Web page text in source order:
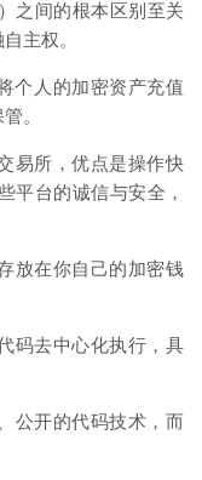
之间的根本区别至关
主权。
个人的加密资产充值
。
易所，优点是操作快
平台的诚信与安全，
放在你自己的加密钱
码去中心化执行，具
公开的代码技术，而